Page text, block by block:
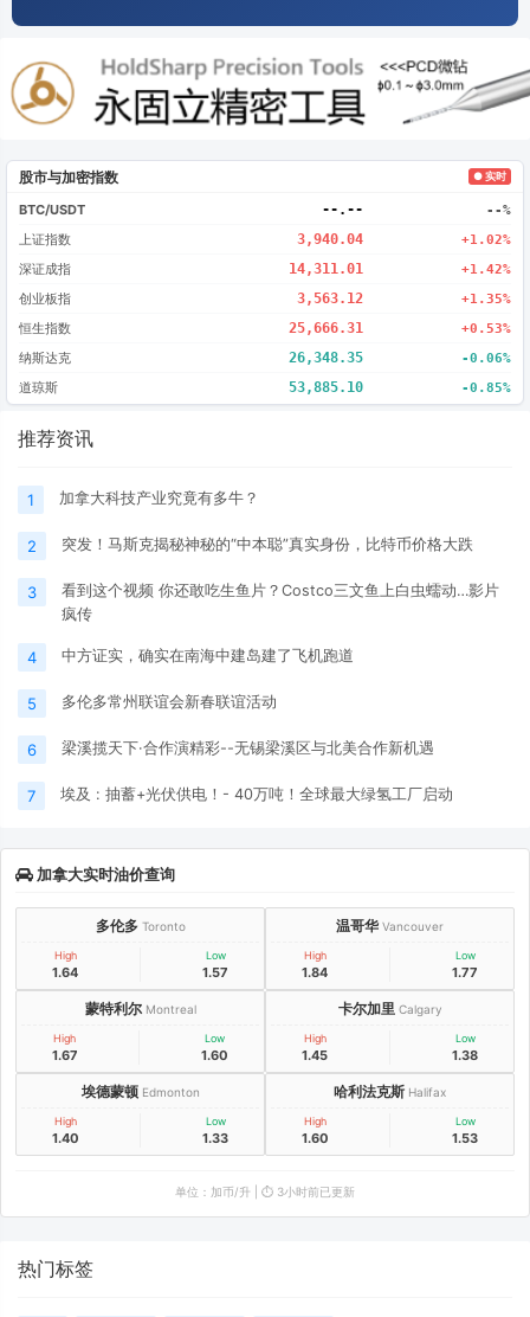
股市与加密指数 ● 实时
BTC/USDT --.-- --%
上证指数 3,940.04 +1.02%
深证成指 14,311.01 +1.42%
创业板指 3,563.12 +1.35%
恒生指数 25,666.31 +0.53%
纳斯达克 26,348.35 -0.06%
道琼斯 53,885.10 -0.85%
推荐资讯
1 加拿大科技产业究竟有多牛？
2 突发！马斯克揭秘神秘的“中本聪”真实身份，比特币价格大跌
3
看到这个视频 你还敢吃生鱼片？Costco三文鱼上白虫蠕动…影片
疯传
4 中方证实，确实在南海中建岛建了飞机跑道
5 多伦多常州联谊会新春联谊活动
6 梁溪揽天下·合作演精彩--无锡梁溪区与北美合作新机遇
7 埃及 : 抽蓄+光伏供电！- 40万吨！全球最大绿氢工厂启动
加拿大实时油价查询
多伦多 Toronto
High
1.64
Low
1.57
温哥华 Vancouver
High
1.84
Low
1.77
蒙特利尔 Montreal
High
1.67
Low
1.60
卡尔加里 Calgary
High
1.45
Low
1.38
埃德蒙顿 Edmonton
High
1.40
Low
1.33
哈利法克斯 Halifax
High
1.60
Low
1.53
单位：加币/升 | ⏱️ 3小时前已更新
热门标签